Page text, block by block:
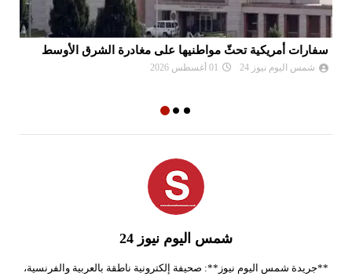
سفارات أمريكية تحثّ مواطنيها على مغادرة الشرق الأوسط
شمس اليوم نيوز 24 01 أغسطس 2026
شمس اليوم نيوز 24
**جريدة شمس اليوم نيوز**: صحيفة إلكترونية ناطقة بالعربية والفرنسية،